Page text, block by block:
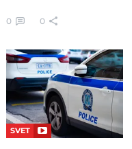
0 0
SVET